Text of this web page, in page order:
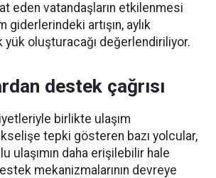
eden vatandaşların etkilenmesi
giderlerindeki artışın, aylık
oluşturacağı değerlendiriliyor.
destek çağrısı
birlikte ulaşım
tepki gösteren bazı yolcular,
ulaşımın daha erişilebilir hale
mekanizmalarının devreye